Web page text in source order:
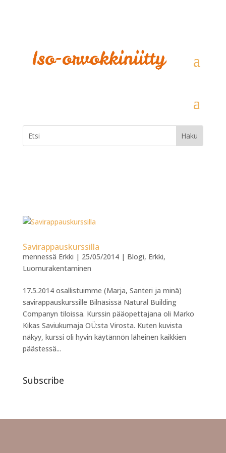
Savirappauskurssilla
mennessä Erkki | 25/05/2014| Blogi, Erkki,
Luomurakentaminen
17.5.2014 osallistuimme (Marja, Santeri ja minä)
savirappauskurssille Bilnäsissä Natural Building
Companyn tiloissa. Kurssin pääopettajana oli Marko
Kikas Saviukumaja OÜ:sta Virosta. Kuten kuvista
näkyy, kurssi oli hyvin käytännön läheinen kaikkien
päästessä...
Subscribe